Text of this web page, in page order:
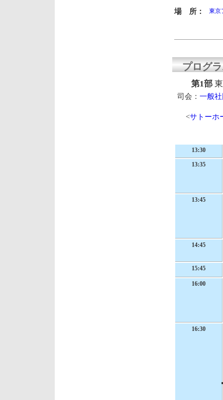
場 所：
東京
プログ
第1部
司会： 一般
<サトーホ
13:30
13:35
13:45
14:45
15:45
16:00
16:30